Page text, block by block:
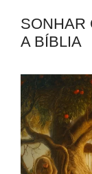
SONHAR
A BÍBLIA